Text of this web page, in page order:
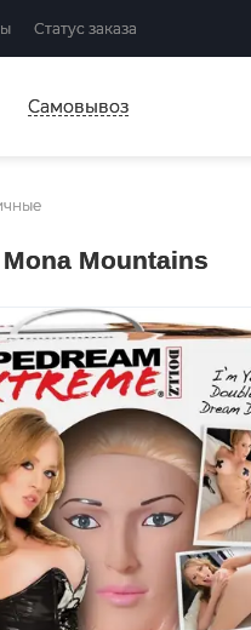
Статус заказа
Самовывоз
Mountains